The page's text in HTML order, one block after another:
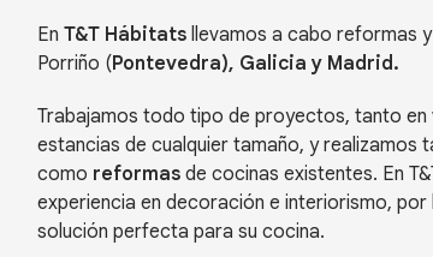
EnT&T Hábitats llevamos a cabo reformas
Porriño (Pontevedra), Galicia y Madrid.
Trabajamos todo tipo de proyectos, tanto en
estancias de cualquier tamaño, y realizamos
como reformas de cocinas existentes. En
experiencia en decoración e interiorismo,
solución perfecta para su cocina.